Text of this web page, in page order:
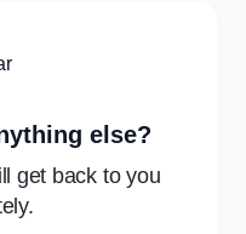
else?
get back to you